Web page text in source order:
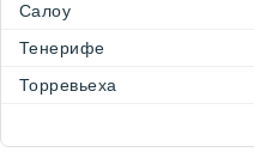
Салоу
Тенерифе
Торревьеха